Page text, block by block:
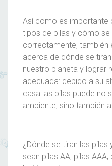
Así como es importante
tipos de pilas y cómo se
correctamente, también
acerca de dónde se
nuestro planeta y lograr
adecuada: debido a su
casa las pilas puede no
ambiente, sino también
¿Dónde se tiran las
sean pilas AA, pilas